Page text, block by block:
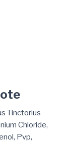
Tinctorius
Chloride,
Pvp,